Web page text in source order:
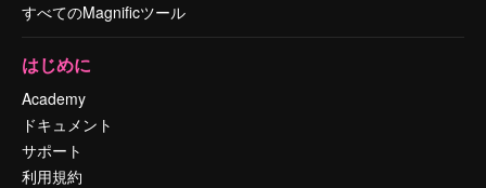
すべてのMagnificツール
はじめに
Academy
ドキュメント
サポート
利用規約